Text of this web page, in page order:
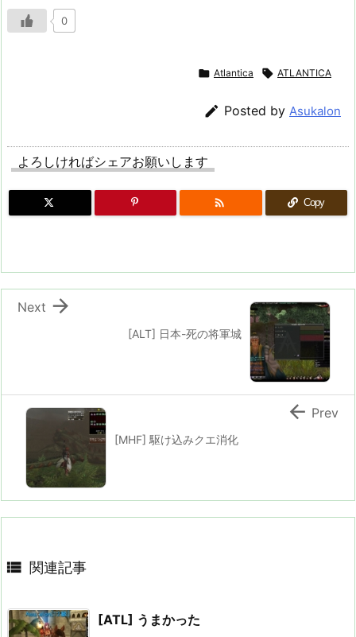
0
 Atlantica  ATLANTICA
 Posted by Asukalon
よろしければシェアお願いします
 Copy
[ALT] 日本-死の将軍城

Next
[MHF] 駆け込みクエ消化
 Prev
 関連記事
[ATL] うまかった